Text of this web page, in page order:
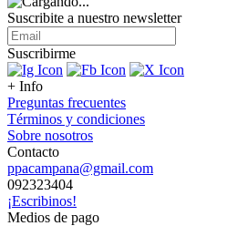
Suscribite a nuestro newsletter
Suscribirme
+ Info
Preguntas frecuentes
Términos y condiciones
Sobre nosotros
Contacto
ppacampana@gmail.com
092323404
¡Escribinos!
Medios de pago